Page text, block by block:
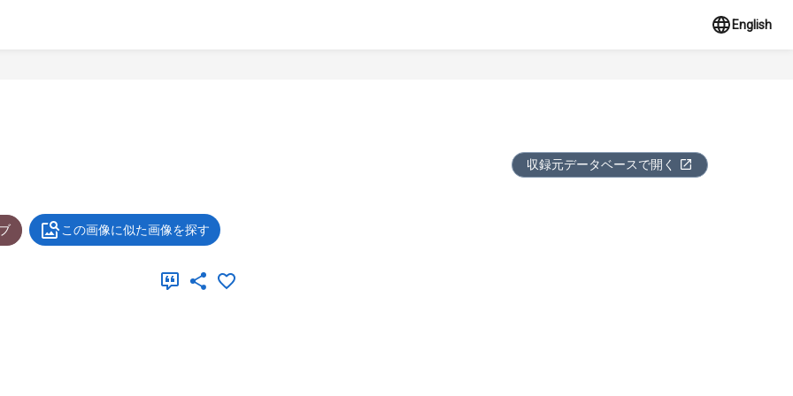
English
収録元データベースで開く
この画像に似た画像を探す